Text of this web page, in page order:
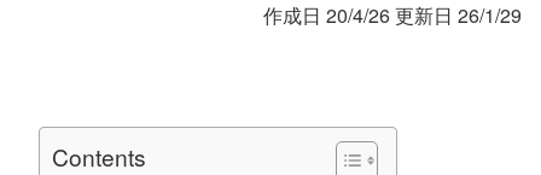
作成日 20/4/26 更新日 26/1/29
Contents